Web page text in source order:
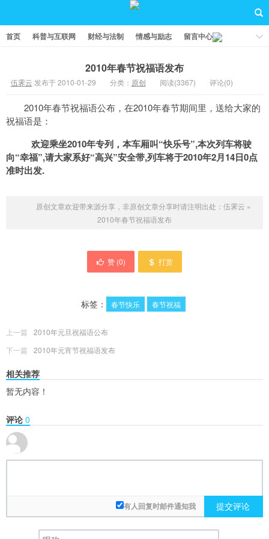
首页 科普与互联网 财经与法制 情感与励志 留言中心
2010年春节祝福语发布
伍霁云 发布于 2010-01-29 分类： 原创 阅读(3367) 评论(0)
2010年春节祝福语公布，在2010年春节期间里，送给大家的
祝福语是：
欢迎乘坐2010年专列，本车厢叫“快乐号”,本次列车将驶
向“幸福”,请大家系好“高兴”安全带,列车将于2010年2月14日0点
准时出发.
原创文章欢迎带来源分享，非原创文章分享时请注明出处： 伍霁云 »
2010年春节祝福语发布
赞 (0) 打赏
标签： 春节快乐 春节祝福
上一篇
2010年元旦祝福语公布
下一篇
2010年元宵节祝福语发布
相关推荐
暂无内容！
评论 0
有人回复时邮件通知我 提交评论